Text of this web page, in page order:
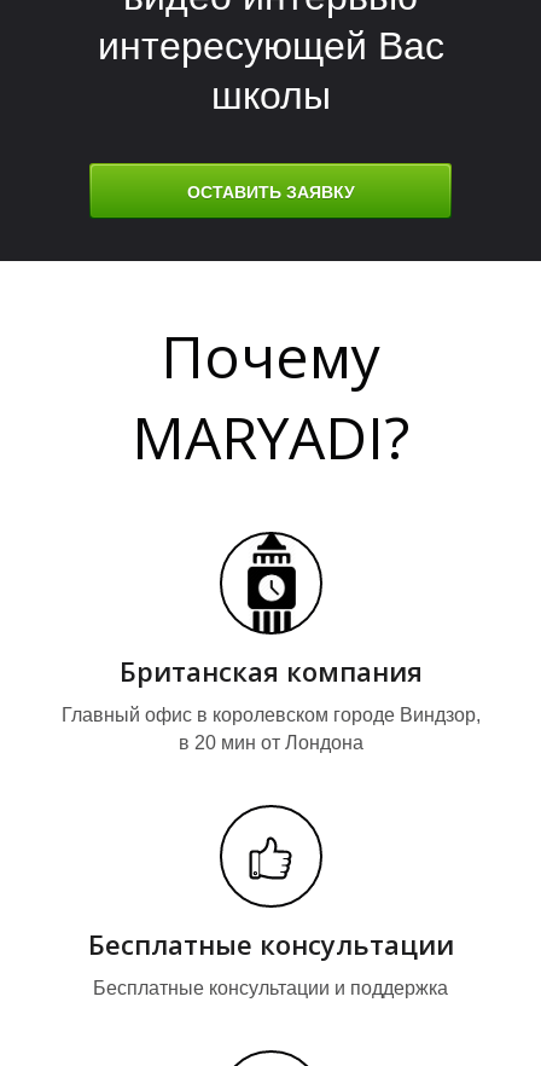
Т
З
Т
З
интересующей Вас
школы
ОСТАВИТЬ ЗАЯВКУ
Почему
MARYADI?
Британская компания
Главный офис в королевском городе Виндзор,
в 20 мин от Лондона
Бесплатные консультации
Бесплатные консультации и поддержка